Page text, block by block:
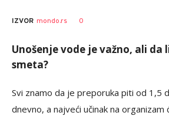
IZVOR mondo.rs 0
Unošenje vode je važno, ali da
smeta?
Svi znamo da je preporuka piti od 1,5
dnevno, a najveći učinak na organizam